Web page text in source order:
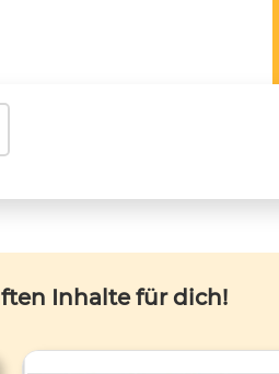
Inhalte für dich!